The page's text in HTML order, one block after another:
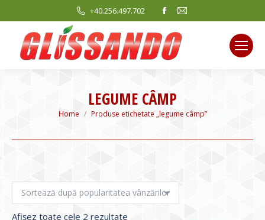
+40.256.497.702
Facebook
opens
in
new
Mail
new
LEGUME CÂMP
You are here:
Home Produse etichetate „legume câmp”
Afișez toate cele 2 rezultate